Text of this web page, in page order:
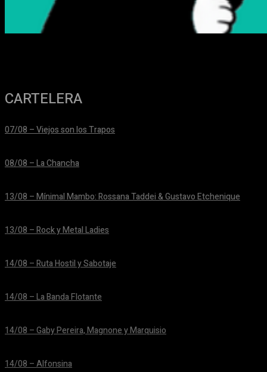
CARTELERA
07/08 – Viejos son los Trapos
08/08 – La Chancha
13/08 – Mínimal Mambo: Rossana Taddei & Gustavo Etchenique
13/08 – Rock y Metal Ladies
14/08 – Ruta Hostil y Sabotaje
14/08 – La Banda Flotante
14/08 – Gaby Pereira, Magnone y Marquisio
14/08 – Alfonsina